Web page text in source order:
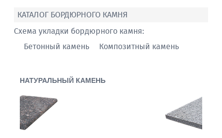
КАТАЛОГ БОРДЮРНОГО КАМНЯ
Схема укладки бордюрного камня:
Бетонный камень
Композитный камень
НАТУРАЛЬНЫЙ КАМЕНЬ